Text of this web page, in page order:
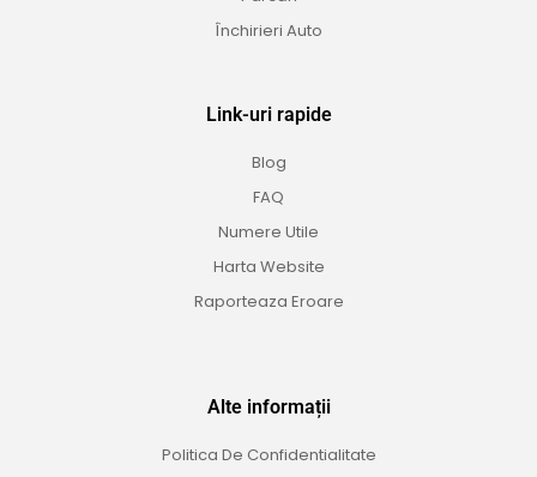
Închirieri Auto
Link-uri rapide
Blog
FAQ
Numere Utile
Harta Website
Raporteaza Eroare
Alte informații
Politica De Confidentialitate